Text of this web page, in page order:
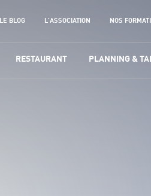
LE BLOG L'ASSOCIATION NOS
RESTAURANT PLANNING &